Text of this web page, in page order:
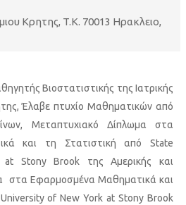
Κρητης, T.K. 70013 Ηρακλειο,
Βιοστατιστικής της Ιατρικής
Έλαβε πτυχίο Μαθηματικών από
Μεταπτυχιακό Δίπλωμα στα
και τη Στατιστική από State
Stony Brook της Αμερικής και
στα Εφαρμοσμένα Μαθηματικά και
of New York at Stony Brook